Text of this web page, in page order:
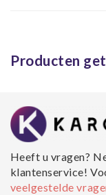
Producten
Heeft u vragen?
klantenservice!
veelgestelde